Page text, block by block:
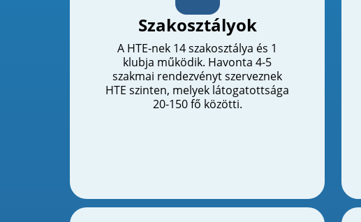
Szakosztályok
A HTE-nek 14 szakosztálya és 1
klubja működik. Havonta 4-5
szakmai rendezvényt szerveznek
HTE szinten, melyek látogatottsága
20-150 fő közötti.